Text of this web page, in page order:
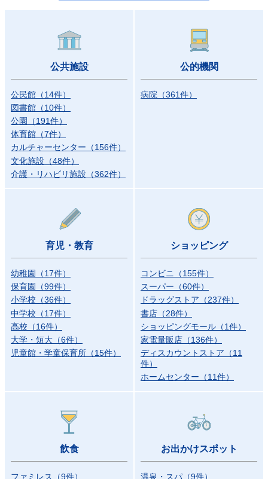
公共施設
公民館 （14件）
図書館 （10件）
公園
（191件）
体育館 （7件）
カルチャーセンター （156件）
文化施設 （48件）
介護・リハビリ施設 （362件）
公的機関
病院 （361件）
育児・教育
幼稚園 （17件）
保育園
（99件）
小学校 （36件）
中学校 （17件）
高校 （16件）
大学・短大 （6件）
児童館・学童保育所 （15件）
ショッピング
コンビニ （155件）
スーパー （60件）
ドラッグストア （237件）
書店 （28件）
ショッピングモール （1件）
家電量販店 （136件）
ディスカウントストア （11
件）
ホームセンター （11件）
飲食
ファミレス （9件）
お出かけスポット
温泉・スパ （9件）